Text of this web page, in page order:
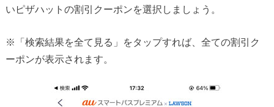
いピザハットの割引クーポンを選択しましょう。
※「検索結果を全て見る」をタップすれば、全ての割引ク
ーポンが表示されます。